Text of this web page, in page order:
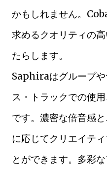
かもしれません。
求めるクオリティの
たらします。
Saphiraはグループ
ス・トラックでの使
です。濃密な倍音感
に応じてクリエイテ
とができます。多彩